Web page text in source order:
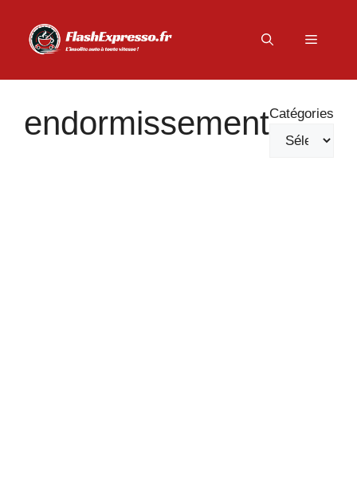
contenu
Menu
endormissementCatégories